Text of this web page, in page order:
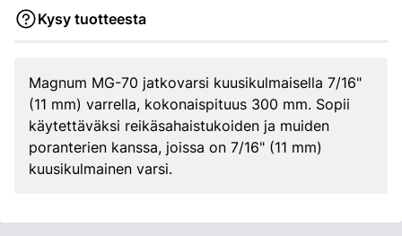
Kysy tuotteesta
Magnum MG-70 jatkovarsi kuusikulmaisella 7/16"
(11 mm) varrella, kokonaispituus 300 mm. Sopii
käytettäväksi reikäsahaistukoiden ja muiden
poranterien kanssa, joissa on 7/16" (11 mm)
kuusikulmainen varsi.